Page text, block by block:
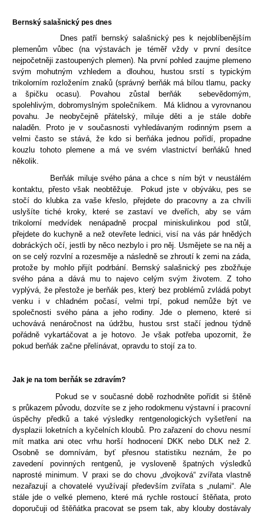
Bernský salašnický pes dnes
Dnes patří bernský salašnický pes k nejoblíbenějším
plemenům vůbec (na výstavách je téměř vždy v první desítce
nejpočetněji zastoupených plemen). Na první pohled zaujme plemeno
svým mohutným vzhledem a dlouhou, hustou srstí s typickým
trikolorním rozložením znaků (správný berňák má bílou tlamu, packy
a špičku ocasu). Povahou zůstal berňák sebevědomým,
spolehlivým, dobromyslným společníkem. Má klidnou a vyrovnanou
povahu. Je neobyčejně přátelský, miluje děti a je stále dobře
naladěn. Proto je v současnosti vyhledávaným rodinným psem a
velmi často se stává, že kdo si berňáka jednou pořídí, propadne
kouzlu tohoto plemene a má ve svém vlastnictví berňáků hned
několik.
Berňák miluje svého pána a chce s ním být v neustálém
kontaktu, přesto však neobtěžuje. Pokud jste v obýváku, pes se
stočí do klubka za vaše křeslo, přejdete do pracovny a za chvíli
uslyšíte tiché kroky, které se zastaví ve dveřích, aby se vám
trikolorní medvídek nenápadně procpal miniskulinkou pod stůl,
přejdete do kuchyně a než otevřete lednici, visí na vás pár hnědých
dobráckých očí, jestli by něco nezbylo i pro něj. Usmějete se na něj a
on se celý rozvlní a rozesměje a následně se zhroutí k zemi na záda,
protože by mohlo přijít podrbání. Bernský salašnický pes zbožňuje
svého pána a dává mu to najevo celým svým životem. Z toho
vyplývá, že přestože je berňák pes, který bez problémů zvládá pobyt
venku i v chladném počasí, velmi trpí, pokud nemůže být ve
společnosti svého pána a jeho rodiny. Jde o plemeno, které si
uchovává nenáročnost na údržbu, hustou srst stačí jednou týdně
pořádně vykartáčovat a je hotovo. Je však potřeba upozornit, že
pokud berňák začne přelínávat, opravdu to stojí za to.
Jak je na tom berňák se zdravím?
Pokud se v současné době rozhodněte pořídit si štěně
s průkazem původu, dozvíte se z jeho rodokmenu výstavní i pracovní
úspěchy předků a také výsledky rentgenologických vyšetření na
dysplazii loketních a kyčelních kloubů. Pro zařazení do chovu nesmí
mít matka ani otec vrhu horší hodnocení DKK nebo DLK než 2.
Osobně se domnívám, byť přesnou statistiku neznám, že po
zavedení povinných rentgenů, je vysloveně špatných výsledků
naprosté minimum. V praxi se do chovu „dvojková“ zvířata vlastně
nezařazují a chovatelé využívají především zvířata s „nulami“. Ale
stále jde o velké plemeno, které má rychle rostoucí štěňata, proto
doporučuji od štěňátka pracovat se psem tak, aby klouby dostávaly